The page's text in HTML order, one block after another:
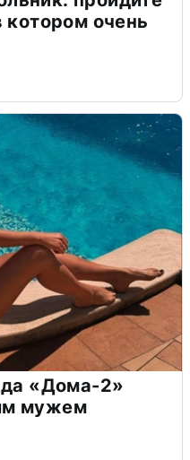
котором очень
«Дома-2»
мужем